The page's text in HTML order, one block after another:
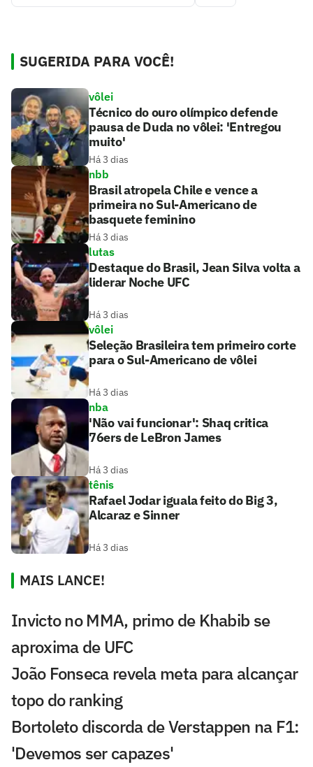
SUGERIDA PARA VOCÊ!
vôlei
Técnico do ouro olímpico defende
pausa de Duda no vôlei: 'Entregou
muito'
Há 3 dias
nbb
Brasil atropela Chile e vence a
primeira no Sul-Americano de
basquete feminino
Há 3 dias
lutas
Destaque do Brasil, Jean Silva volta a
liderar Noche UFC
Há 3 dias
vôlei
Seleção Brasileira tem primeiro corte
para o Sul-Americano de vôlei
Há 3 dias
nba
'Não vai funcionar': Shaq critica
76ers de LeBron James
Há 3 dias
tênis
Rafael Jodar iguala feito do Big 3,
Alcaraz e Sinner
Há 3 dias
MAIS LANCE!
Invicto no MMA, primo de Khabib se
aproxima de UFC
João Fonseca revela meta para alcançar
topo do ranking
Bortoleto discorda de Verstappen na F1:
'Devemos ser capazes'